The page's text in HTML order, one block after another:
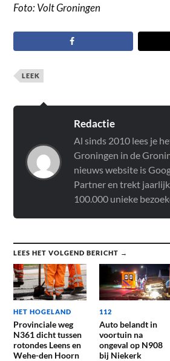
Foto: Volt Groningen
LEEK
Redactie
Al sinds 2010 lees je
Groningen in de
nieuws website is
Partner en trekt
100.000 unieke
LEES HET VOLGEND BERICHT →
HET HOGELAND
Provinciale weg
N361 dicht tussen
rotondes Leens en
Wehe-den Hoorn
112
Auto belandt in
voortuin na
ongeval op N908
bij Niekerk